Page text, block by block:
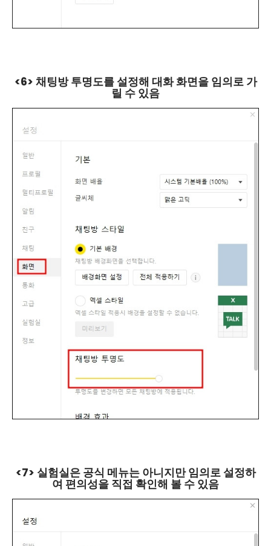
<6> 채팅방 투명도를 설정해 대화 화면을 임의로 가
릴 수 있음
<7> 실험실은 공식 메뉴는 아니지만 임의로 설정하
여 편의성을 직접 확인해 볼 수 있음